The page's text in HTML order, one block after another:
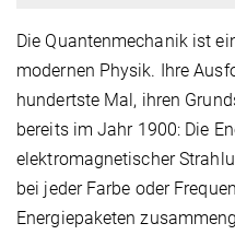
Die Quantenmechanik ist
modernen Physik. Ihre
hundertste Mal, ihren
bereits im Jahr 1900: Die
elektromagnetischer
bei jeder Farbe oder
Energiepaketen